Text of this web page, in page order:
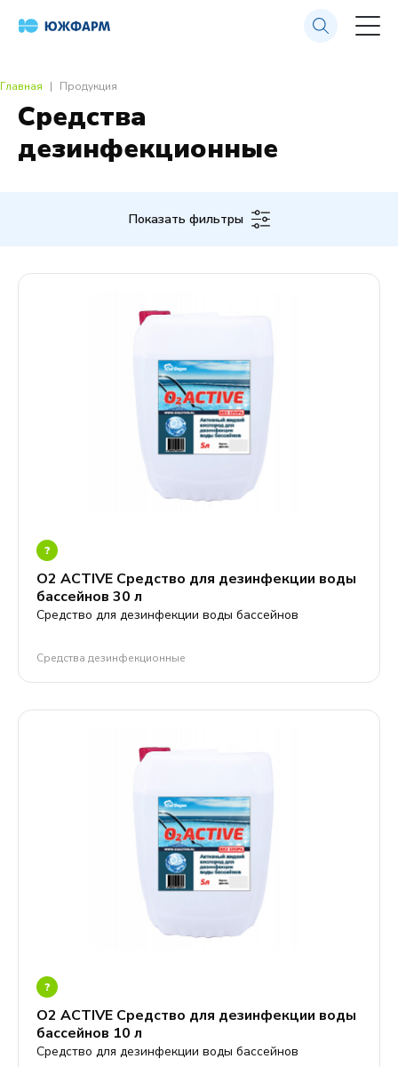
Главная Продукция
Средства
дезинфекционные
Показать фильтры
?
О2 ACTIVE Средство для дезинфекции воды
бассейнов 30 л
Средство для дезинфекции воды бассейнов
Средства дезинфекционные
?
О2 ACTIVE Средство для дезинфекции воды
бассейнов 10 л
Средство для дезинфекции воды бассейнов